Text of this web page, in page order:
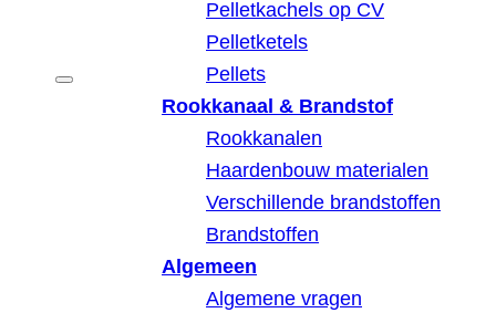
Pelletkachels op CV
Pelletketels
Pellets
Rookkanaal & Brandstof
Rookkanalen
Haardenbouw materialen
Verschillende brandstoffen
Brandstoffen
Algemeen
Algemene vragen